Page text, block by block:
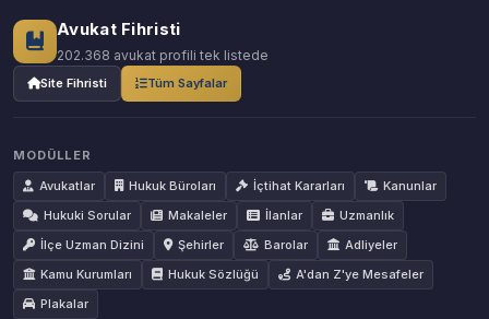
Avukat Fihristi
202.368 avukat profili tek listede
Site Fihristi Tüm Sayfalar
MODÜLLER
Avukatlar
Hukuk Büroları İçtihat Kararları
Kanunlar
Hukuki Sorular
Makaleler İlanlar
Uzmanlık
İlçe Uzman Dizini
Şehirler Barolar
Adliyeler
Kamu Kurumları
Hukuk Sözlüğü
A'dan Z'ye Mesafeler
Plakalar